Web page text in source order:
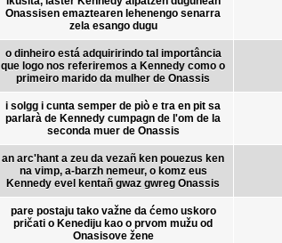
Onassisen emaztearen lehenengo senarra
zela esango dugu
o dinheiro está adquiririndo tal importância
que logo nos referiremos a Kennedy como o
primeiro marido da mulher de Onassis
i solgg i cunta semper de piò e tra en pit sa
parlarà de Kennedy cumpagn de l'om de la
seconda muer de Onassis
an arc'hant a zeu da vezañ ken pouezus ken
na vimp, a-barzh nemeur, o komz eus
Kennedy evel kentañ gwaz gwreg Onassis
pare postaju tako važne da ćemo uskoro
pričati o Kenediju kao o prvom mužu od
Onasisove žene